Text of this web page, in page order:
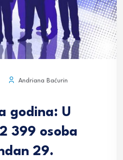
Andriana Baćurin
godina: U
399 osoba
29.